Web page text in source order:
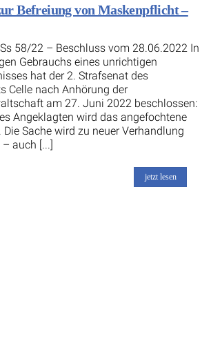
Befreiung von Maskenpflicht –
Ss 58/22 – Beschluss vom 28.06.2022 In
Gebrauchs eines unrichtigen
hat der 2. Strafsenat des
Celle nach Anhörung der
am 27. Juni 2022 beschlossen:
Angeklagten wird das angefochtene
Sache wird zu neuer Verhandlung
auch [...]
jetzt lesen